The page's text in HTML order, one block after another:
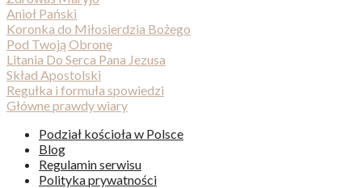
Anioł Pański
Koronka do Miłosierdzia Bożego
Pod Twoją Obronę
Litania Do Serca Pana Jezusa
Skład Apostolski
Regułka i formuła spowiedzi
Główne prawdy wiary
Podział kościoła w Polsce
Blog
Regulamin serwisu
Polityka prywatności